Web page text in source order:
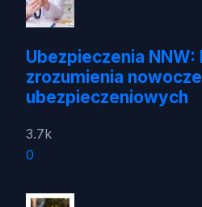
Ubezpieczenia NNW:
zrozumienia
ubezpieczeniowych
3.7k
0